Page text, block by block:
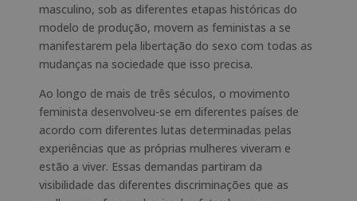
masculino, sob as diferentes etapas históricas do
modelo de produção, movem as feministas a se
manifestarem pela libertação do sexo com todas as
mudanças na sociedade que isso precisa.
Ao longo de mais de três séculos, o movimento
feminista desenvolveu-se em diferentes países de
acordo com diferentes lutas determinadas pelas
experiências que as próprias mulheres viveram e
estão a viver. Essas demandas partiram da
visibilidade das diferentes discriminações que as